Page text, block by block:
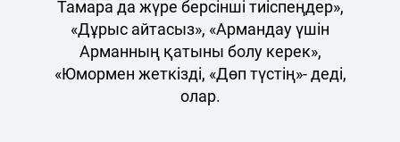
Тамара да жүре берсінші тиіспеңдер»,
«Дұрыс айтасыз», «Армандау үшін
Арманның қатыны болу керек»,
«Юмормен жеткізді, «Дөп түстің»- деді,
олар.